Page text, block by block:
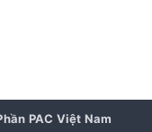
PAC Việt Nam